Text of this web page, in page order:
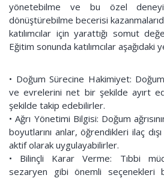
yönetebilme ve bu özel
dönüştürebilme becerisi
katılımcılar için yarattığı somut
Eğitim sonunda katılımcılar
• Doğum Sürecine Hakimiyet:
ve evrelerini net bir şekilde ayırt
şekilde takip edebilirler.
• Ağrı Yönetimi Bilgisi: Doğum
boyutlarını anlar, öğrendikleri ilaç
aktif olarak uygulayabilirler.
• Bilinçli Karar Verme: Tıbbi
sezaryen gibi önemli seçenekleri